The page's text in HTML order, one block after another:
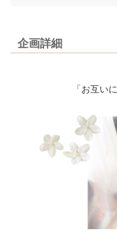
企画詳細
「お互いに